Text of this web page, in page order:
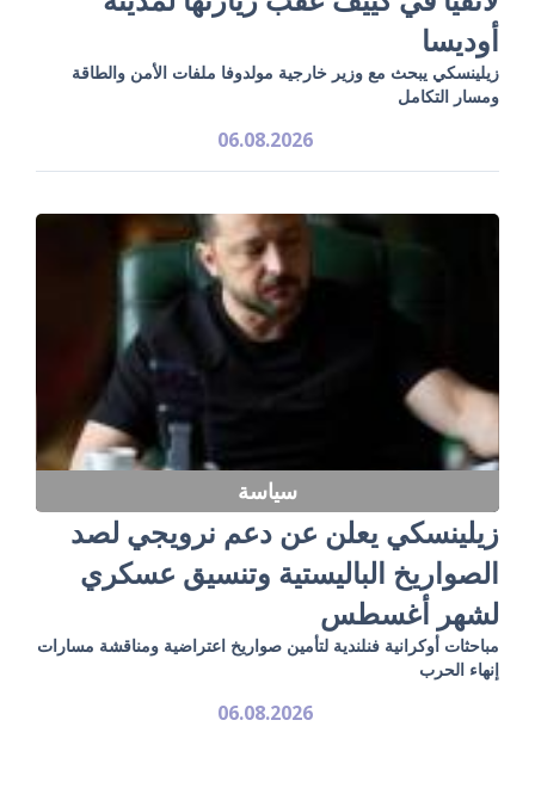
أوديسا
زيلينسكي يبحث مع وزير خارجية مولدوفا ملفات الأمن والطاقة
ومسار التكامل
06.08.2026
سياسة
زيلينسكي يعلن عن دعم نرويجي لصد
الصواريخ الباليستية وتنسيق عسكري
لشهر أغسطس
مباحثات أوكرانية فنلندية لتأمين صواريخ اعتراضية ومناقشة مسارات
إنهاء الحرب
06.08.2026